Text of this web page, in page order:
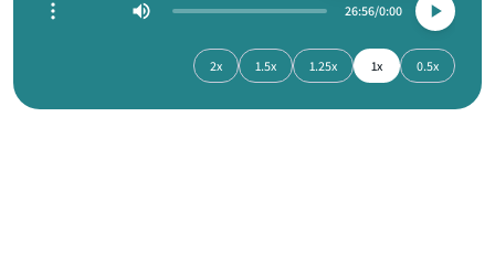
0:00
26:56
0.5x
1x
1.25x
1.5x
2x